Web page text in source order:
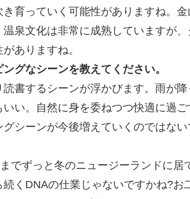
育っていく可能性がありますね。金
泉文化は非常に成熟していますが、
ありますね。
グなシーンを教えてください。
書するシーンが浮かびます。雨が降
い。自然に身を委ねつつ快適に過ご
シーンが今後増えていくのではない
でずっと冬のニュージーランドに居
くDNAの仕業じゃないですかね?お